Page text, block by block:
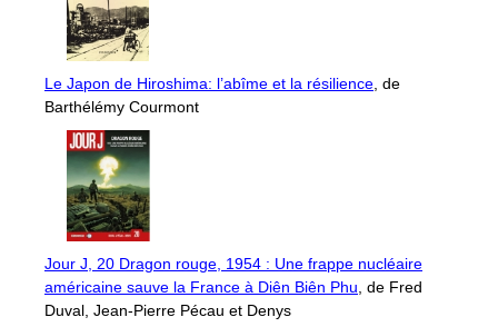
Le Japon de Hiroshima: l’abîme et la résilience , de
Barthélémy Courmont
Jour J, 20 Dragon rouge, 1954 : Une frappe nucléaire
américaine sauve la France à Diên Biên Phu , de Fred
Duval, Jean-Pierre Pécau et Denys